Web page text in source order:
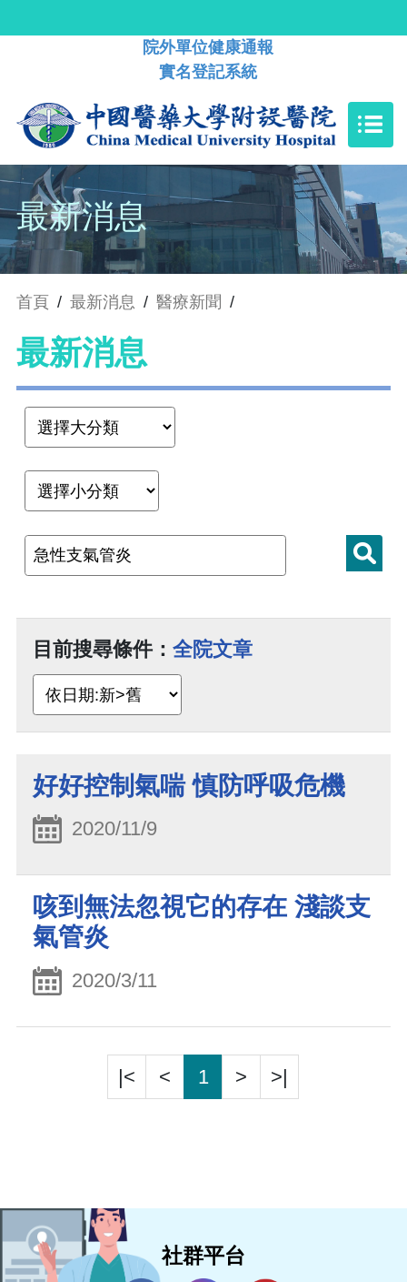
院外單位健康通報
實名登記系統
最新消息
首頁 / 最新消息 / 醫療新聞 /
最新消息
目前搜尋條件： 全院文章
好好控制氣喘 慎防呼吸危機
2020/11/9
咳到無法忽視它的存在 淺談支
氣管炎
2020/3/11
|< < 1 > >|
社群平台